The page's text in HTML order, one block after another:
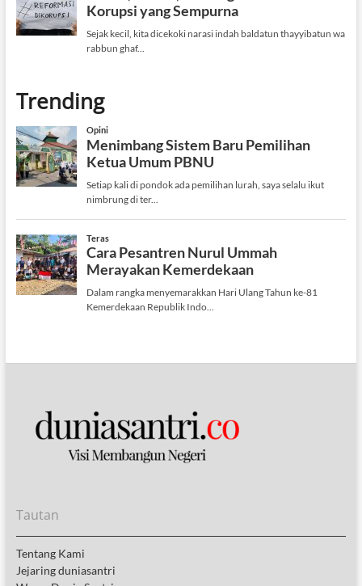
Trending
Tautan
Tentang Kami
Jejaring duniasantri